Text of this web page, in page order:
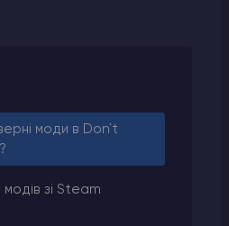
моди в Don`t
зі Steam